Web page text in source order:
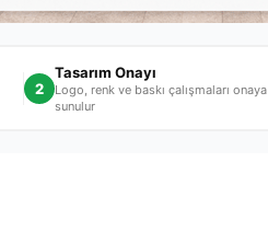
2
Tasarım Onayı
Logo, renk ve baskı çalışmaları onaya
sunulur